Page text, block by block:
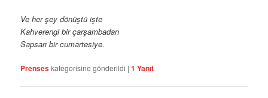
Ve her şey dönüştü işte
Kahverengi bir çarşambadan
Sapsarı bir cumartesiye.
Prenseskategorisine gönderildi |1 Yanıt